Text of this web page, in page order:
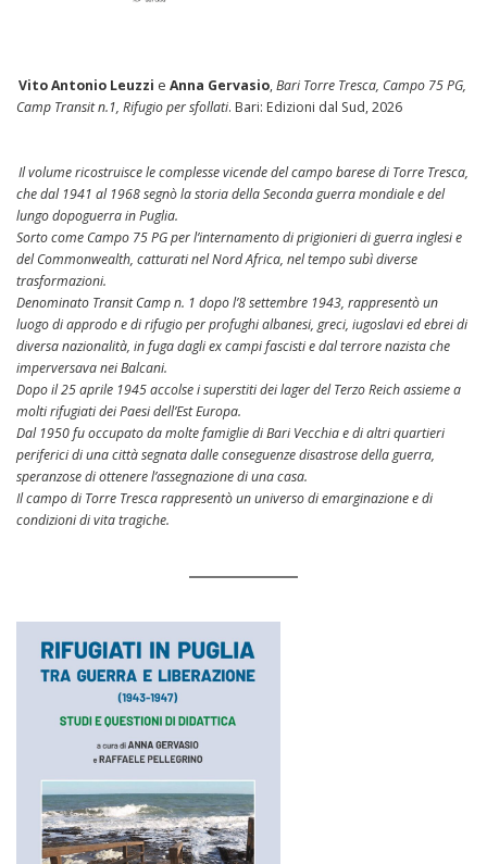
Vito Antonio Leuzzi eAnna Gervasio,Bari Torre Tresca, Campo 75 PG,
Camp Transit n.1, Rifugio per sfollati. Bari: Edizioni dal Sud, 2026
Il volume ricostruisce le complesse vicende del campo barese di Torre Tresca,
che dal 1941 al 1968 segnò la storia della Seconda guerra mondiale e del
lungo dopoguerra in Puglia.
Sorto come Campo 75 PG per l’internamento di prigionieri di guerra inglesi e
del Commonwealth, catturati nel Nord Africa, nel tempo subì diverse
trasformazioni.
Denominato Transit Camp n. 1 dopo l’8 settembre 1943, rappresentò un
luogo di approdo e di rifugio per profughi albanesi, greci, iugoslavi ed ebrei di
diversa nazionalità, in fuga dagli ex campi fascisti e dal terrore nazista che
imperversava nei Balcani.
Dopo il 25 aprile 1945 accolse i superstiti dei lager del Terzo Reich assieme a
molti rifugiati dei Paesi dell’Est Europa.
Dal 1950 fu occupato da molte famiglie di Bari Vecchia e di altri quartieri
periferici di una città segnata dalle conseguenze disastrose della guerra,
speranzose di ottenere l’assegnazione di una casa.
Il campo di Torre Tresca rappresentò un universo di emarginazione e di
condizioni di vita tragiche.